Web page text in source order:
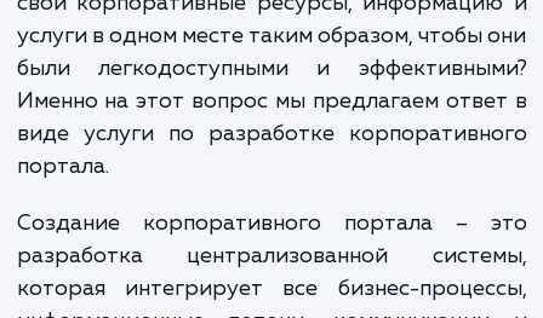
создание корпоративного портала
ключевым фактором успеха. И
сталкиваетесь с вопросом: как объединить
свои корпоративные ресурсы,
услуги в одном месте таким образом, чтобы
Именно на этот вопрос мы предлагаем
виде услуги по разработке
портала.